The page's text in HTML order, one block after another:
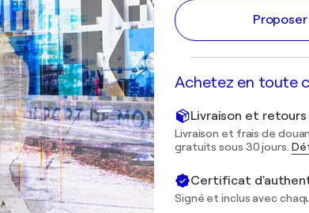
Achetez en toute
Livraison et
Livraison et frais de
gratuits sous 30 jours.
Certificat
Signé et inclus avec